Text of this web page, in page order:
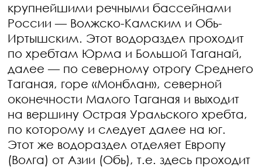
крупнейшими речными бассейнами
России — Волжско-Камским и Обь-
Иртышским. Этот водораздел проходит
по хребтам Юрма и Большой Таганай,
далее — по северному отрогу Среднего
Таганая, горе «Монблан», северной
оконечности Малого Таганая и выходит
на вершину Острая Уральского хребта,
по которому и следует далее на юг.
Этот же водораздел отделяет Европу
(Волга) от Азии (Обь), т.е. здесь проходит